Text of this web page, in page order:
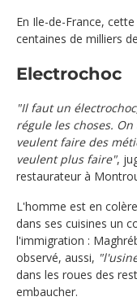
En Ile-de-France,
centaines de milliers
Electrochoc
"Il faut un
régule les choses.
veulent faire des
veulent plus faire",
restaurateur à
L'homme est en
dans ses cuisines un
l'immigration :
observé, aussi,
dans les roues des
embaucher.